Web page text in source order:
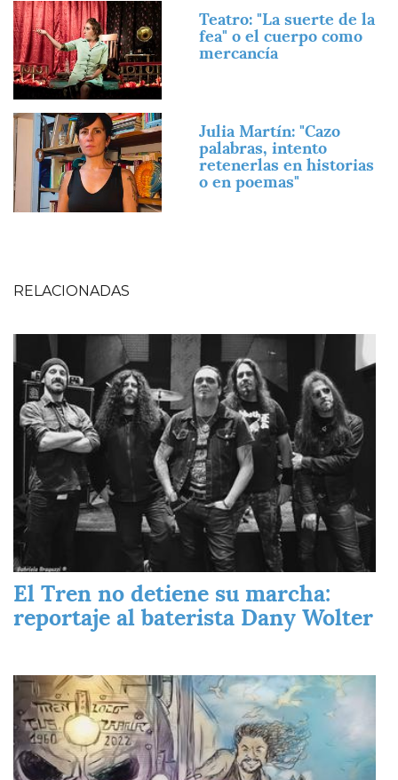
Imagen
Teatro: "La suerte de la
fea" o el cuerpo como
mercancía
Imagen
Julia Martín: "Cazo
palabras, intento
retenerlas en historias
o en poemas"
RELACIONADAS
Imagen
El Tren no detiene su marcha:
reportaje al baterista Dany Wolter
Imagen